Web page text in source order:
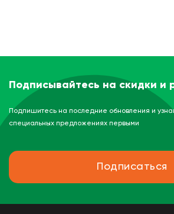
Подписывайтесь на скидки и
Подпишитесь на последние обновления и
специальных предложениях первыми
Подписаться